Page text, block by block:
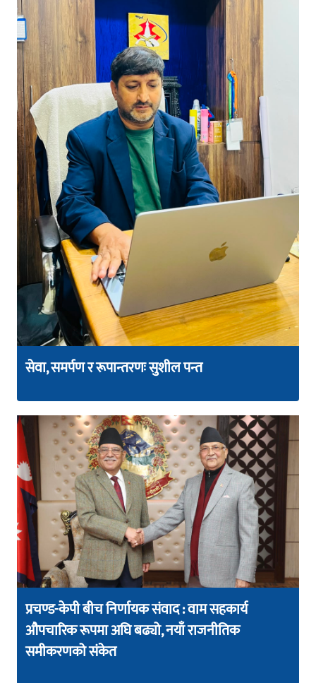
सेवा, समर्पण र रूपान्तरणः सुशील पन्त
प्रचण्ड-केपी बीच निर्णायक संवाद : वाम सहकार्य
औपचारिक रूपमा अघि बढ्यो, नयाँ राजनीतिक
समीकरणको संकेत